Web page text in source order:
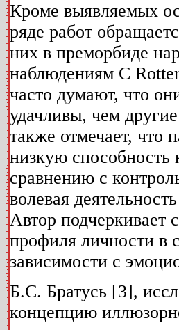
Кроме выявляемых
ряде работ
них в преморбиде
наблюдениям C
часто думают, что
удачливы, чем
также отмечает, что
низкую
сравнению с
волевая
Автор подчеркивает
профиля личности в
зависимости с
Б.С. Братусь [3],
концепцию